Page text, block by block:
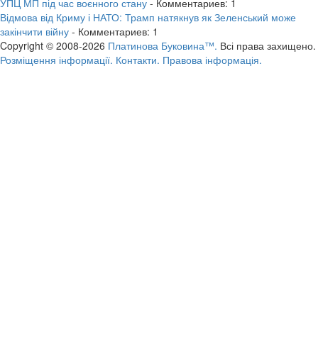
Відмова від Криму і НАТО: Трамп натякнув як Зеленський може
закінчити війну - Комментариев: 1
Copyright © 2008-2026 Платинова Буковина™. Всі права захищено.
Розміщення інформації. Контакти. Правова інформація.